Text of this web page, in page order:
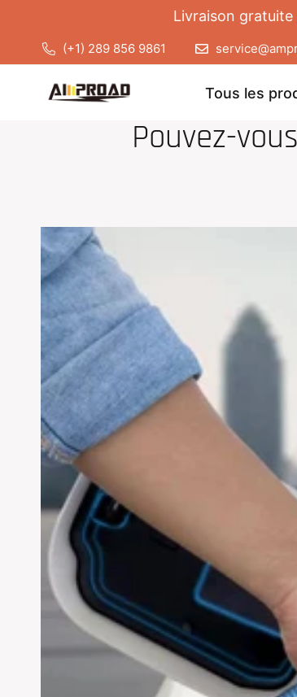
Livraison gratuite
(+1) 289 856 9861
Tous les
Pouvez-